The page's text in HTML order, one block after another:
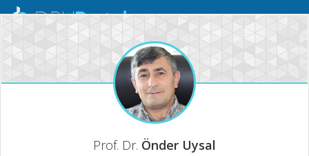
Mobil
Prof. Dr. Önder Uysal